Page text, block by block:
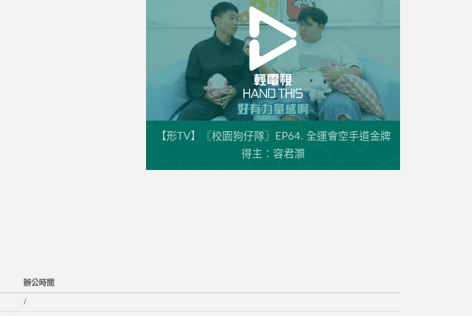
【形TV】〖校園狗仔隊〗EP64. 全運會空手道金牌
得主：容君灝
辦公時間
/